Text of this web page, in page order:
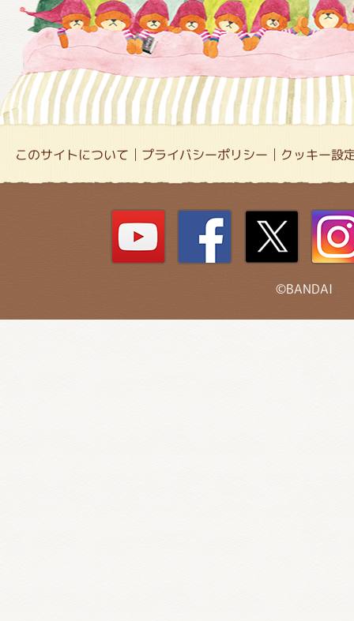
このサイトについて プライバシーポリシー クッキー設
©BANDAI